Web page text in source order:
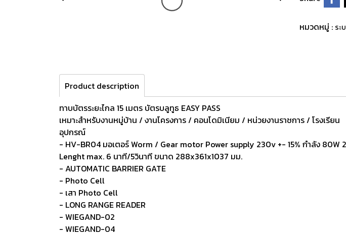
หมวดหมู่ : ระ
Product description
ทาบบัตรระยะไกล 15 เมตร บัตรบลูทูธ EASY PASS
เหมาะสำหรับงานหมู่บ้าน / งานโครงการ / คอนโดมิเนียม / หน่วยงานราชการ / โรงเรียน
อุปกรณ์
- HV-BR04 มอเตอร์ Worm / Gear motor Power supply 230v +- 15% กำลัง
Lenght max. 6 นาที/5วินาที ขนาด 288x361x1037 มม.
- AUTOMATIC BARRIER GATE
- Photo Cell
- เสา Photo Cell
- LONG RANGE READER
- WIEGAND-02
- WIEGAND-04